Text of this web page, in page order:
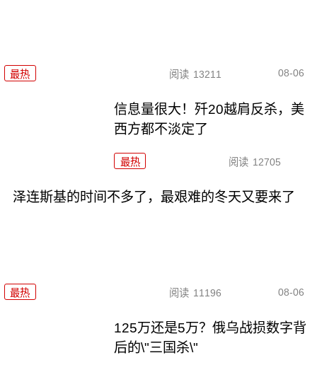
最热 阅读 13211 08-06
信息量很大！歼20越肩反杀，美
西方都不淡定了
最热 阅读 12705
泽连斯基的时间不多了，最艰难的冬天又要来了
最热 阅读 11196 08-06
125万还是5万？俄乌战损数字背
后的\"三国杀\"